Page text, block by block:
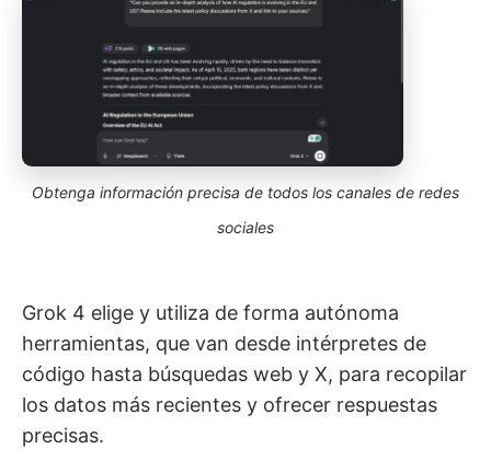
Obtenga información precisa de todos los canales de redes
sociales
Grok 4 elige y utiliza de forma autónoma
herramientas, que van desde intérpretes de
código hasta búsquedas web y X, para recopilar
los datos más recientes y ofrecer respuestas
precisas.